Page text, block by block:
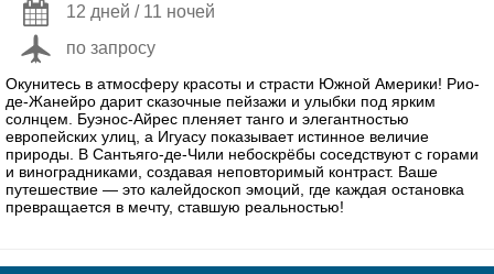
12 дней / 11 ночей
по запросу
Окунитесь в атмосферу красоты и страсти Южной Америки! Рио-
де-Жанейро дарит сказочные пейзажи и улыбки под ярким
солнцем. Буэнос-Айрес пленяет танго и элегантностью
европейских улиц, а Игуасу показывает истинное величие
природы. В Сантьяго-де-Чили небоскрёбы соседствуют с горами
и виноградниками, создавая неповторимый контраст. Ваше
путешествие — это калейдоскоп эмоций, где каждая остановка
превращается в мечту, ставшую реальностью!